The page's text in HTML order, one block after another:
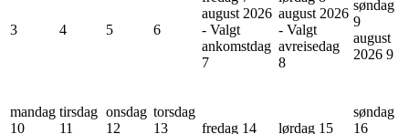
3 4 5 6
august 2026
- Valgt
ankomstdag
7
august 2026
- Valgt
avreisedag
8
søndag
9
august
2026 9
mandag
10
tirsdag
11
onsdag
12
torsdag
13
fredag 14 lørdag 15
søndag
16